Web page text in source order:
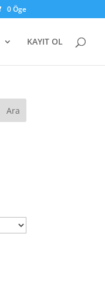
0 Öge
KAYIT OL